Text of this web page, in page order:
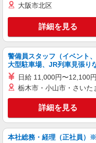
大阪市北区
詳細を見る
警備員スタッフ（イベント
大型駐車場、JR列車見張り
日給 11,000円〜12,100円
栃木市・小山市・さい
詳細を見る
本社総務・経理（正社員）